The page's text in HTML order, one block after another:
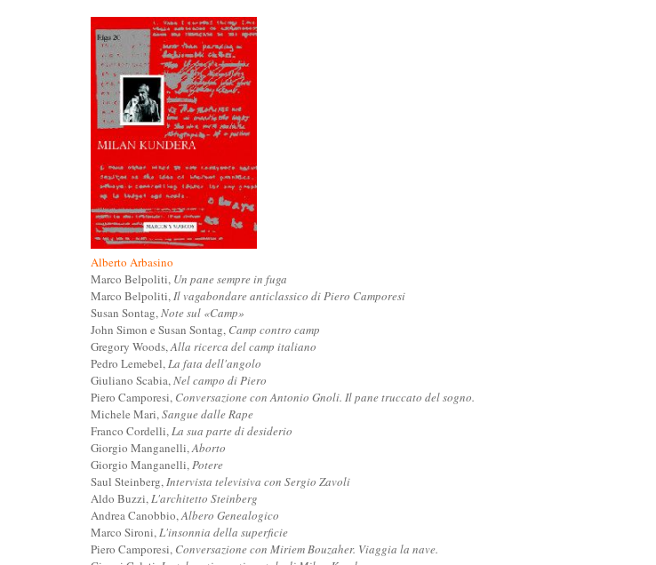
Alberto Arbasino
Marco Belpoliti, Un pane sempre in fuga
Marco Belpoliti,Il vagabondare anticlassico di Piero Camporesi
Susan Sontag,Note sul «Camp»
John Simon e Susan Sontag, Camp contro camp
Gregory Woods,Alla ricerca del camp italiano
Pedro Lemebel,La fata dell'angolo
Giuliano Scabia,Nel campo di Piero
Piero Camporesi, Conversazione con Antonio Gnoli. Il pane truccato del sogno.
Michele Mari,Sangue dalle Rape
Franco Cordelli,La sua parte di desiderio
Giorgio Manganelli,Aborto
Giorgio Manganelli,Potere
Saul Steinberg,Intervista televisiva con Sergio Zavoli
Aldo Buzzi,L'architetto Steinberg
Andrea Canobbio,Albero Genealogico
Marco Sironi,L'insonnia della superficie
Piero Camporesi, Conversazione con Miriem Bouzaher. Viaggia la nave.